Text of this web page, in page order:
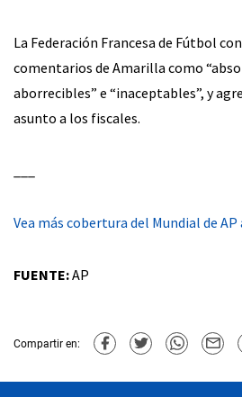
La Federación Francesa de Fútbol
comentarios de Amarilla como
aborrecibles” e “inaceptables”, y
asunto a los fiscales.
Vea más cobertura del Mundial de AP
FUENTE:AP
Compartir en: